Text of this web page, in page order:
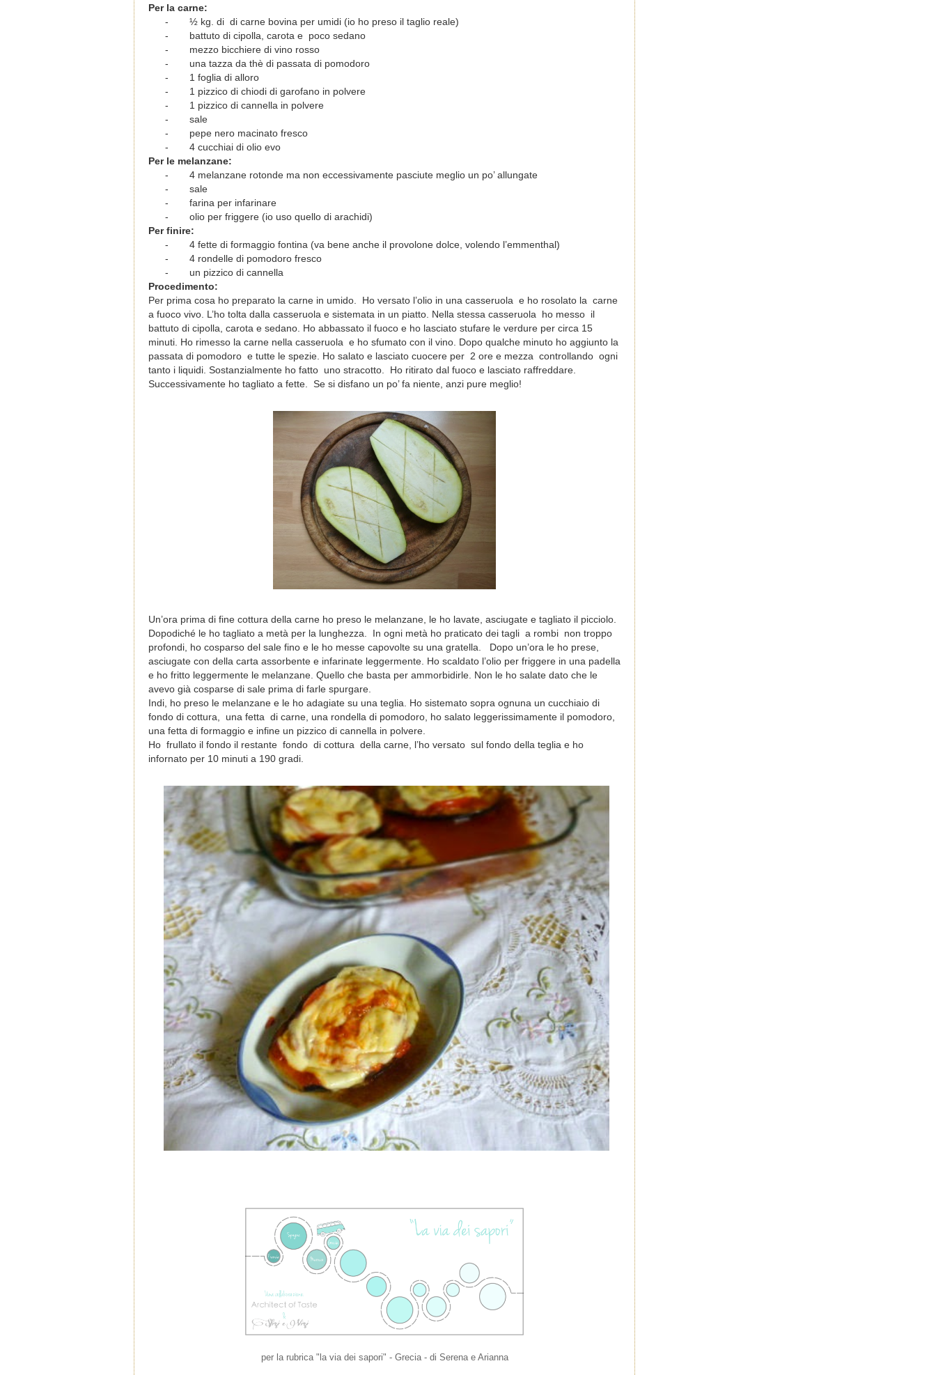
Per la carne:
-
½ kg. di di carne bovina per umidi (io ho preso il taglio reale)
-
battuto di cipolla, carota e poco sedano
-
mezzo bicchiere di vino rosso
-
una tazza da thè di passata di pomodoro
-
1 foglia di alloro
-
1 pizzico di chiodi di garofano in polvere
-
1 pizzico di cannella in polvere
-
sale
-
pepe nero macinato fresco
-
4 cucchiai di olio evo
Per le melanzane:
-
4 melanzane rotonde ma non eccessivamente pasciute meglio un po’ allungate
-
sale
-
farina per infarinare
-
olio per friggere (io uso quello di arachidi)
Per finire:
-
4 fette di formaggio fontina (va bene anche il provolone dolce, volendo l’emmenthal)
-
4 rondelle di pomodoro fresco
-
un pizzico di cannella
Procedimento:
Per prima cosa ho preparato la carne in umido. Ho versato l’olio in una casseruola e ho rosolato la carne
a fuoco vivo. L’ho tolta dalla casseruola e sistemata in un piatto. Nella stessa casseruola ho messo il
battuto di cipolla, carota e sedano. Ho abbassato il fuoco e ho lasciato stufare le verdure per circa 15
minuti. Ho rimesso la carne nella casseruola e ho sfumato con il vino. Dopo qualche minuto ho aggiunto la
passata di pomodoro e tutte le spezie. Ho salato e lasciato cuocere per 2 ore e mezza controllando ogni
tanto i liquidi. Sostanzialmente ho fatto uno stracotto. Ho ritirato dal fuoco e lasciato raffreddare.
Successivamente ho tagliato a fette. Se si disfano un po’ fa niente, anzi pure meglio!
Un’ora prima di fine cottura della carne ho preso le melanzane, le ho lavate, asciugate e tagliato il picciolo.
Dopodiché le ho tagliato a metà per la lunghezza. In ogni metà ho praticato dei tagli a rombi non troppo
profondi, ho cosparso del sale fino e le ho messe capovolte su una gratella. Dopo un’ora le ho prese,
asciugate con della carta assorbente e infarinate leggermente. Ho scaldato l’olio per friggere in una padella
e ho fritto leggermente le melanzane. Quello che basta per ammorbidirle. Non le ho salate dato che le
avevo già cosparse di sale prima di farle spurgare.
Indi, ho preso le melanzane e le ho adagiate su una teglia. Ho sistemato sopra ognuna un cucchiaio di
fondo di cottura, una fetta di carne, una rondella di pomodoro, ho salato leggerissimamente il pomodoro,
una fetta di formaggio e infine un pizzico di cannella in polvere.
Ho frullato il fondo il restante fondo di cottura della carne, l’ho versato sul fondo della teglia e ho
infornato per 10 minuti a 190 gradi.
per la rubrica "la via dei sapori" - Grecia - di Serena e Arianna